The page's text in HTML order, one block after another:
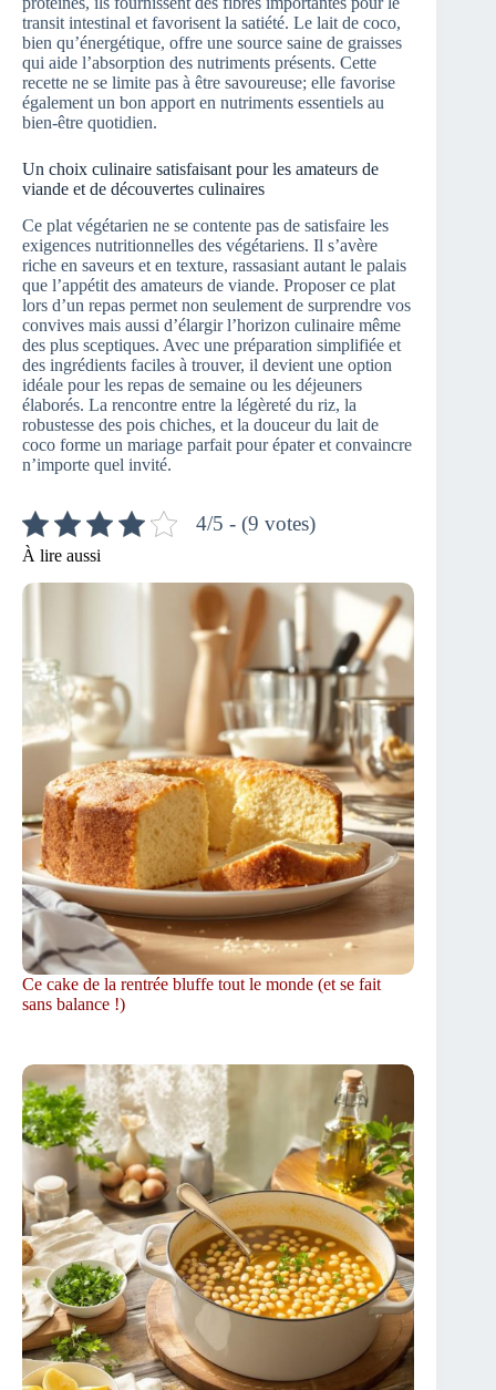
transit intestinal et favorisent la satiété. Le lait de coco,
bien qu’énergétique, offre une source saine de graisses
qui aide l’absorption des nutriments présents. Cette
recette ne se limite pas à être savoureuse; elle favorise
également un bon apport en nutriments essentiels au
bien-être quotidien.
Un choix culinaire satisfaisant pour les amateurs de
viande et de découvertes culinaires
Ce plat végétarien ne se contente pas de satisfaire les
exigences nutritionnelles des végétariens. Il s’avère
riche en saveurs et en texture, rassasiant autant le palais
que l’appétit des amateurs de viande. Proposer ce plat
lors d’un repas permet non seulement de surprendre vos
convives mais aussi d’élargir l’horizon culinaire même
des plus sceptiques. Avec une préparation simplifiée et
des ingrédients faciles à trouver, il devient une option
idéale pour les repas de semaine ou les déjeuners
élaborés. La rencontre entre la légèreté du riz, la
robustesse des pois chiches, et la douceur du lait de
coco forme un mariage parfait pour épater et convaincre
n’importe quel invité.
4/5 - (9 votes)
À lire aussi
Ce cake de la rentrée bluffe tout le monde (et se fait
sans balance !)